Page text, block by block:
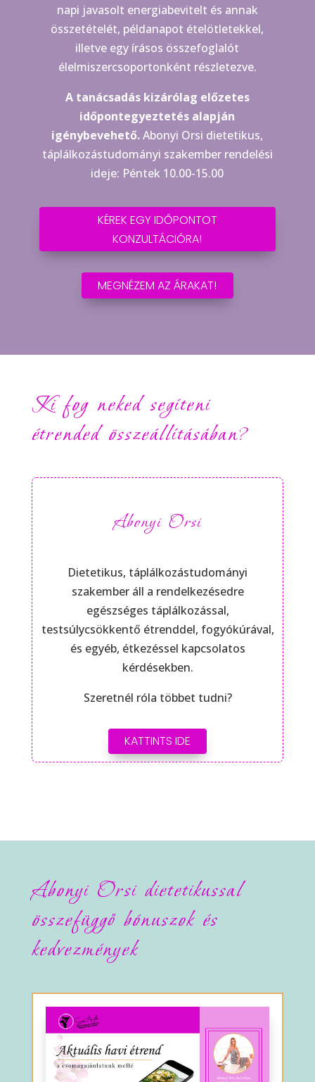
napi javasolt energiabevitelt és annak
összetételét, példanapot ételötletekkel,
illetve egy írásos összefoglalót
élelmiszercsoportonként részletezve.
A tanácsadás kizárólag előzetes
időpontegyeztetés alapján
igénybevehető.Abonyi Orsi dietetikus,
táplálkozástudományi szakember rendelési
ideje: Péntek 10.00-15.00
KÉREK EGY IDŐPONTOT
KONZULTÁCIÓRA!
MEGNÉZEM AZ ÁRAKAT!
Ki fog neked segíteni
étrended összeállításában?
Abonyi Orsi
Dietetikus, táplálkozástudományi
szakember áll a rendelkezésedre
egészséges táplálkozással,
testsúlycsökkentő étrenddel, fogyókúrával,
és egyéb, étkezéssel kapcsolatos
kérdésekben.
Szeretnél róla többet tudni?
KATTINTS IDE
Abonyi Orsi dietetikussal
összefüggő bónuszok és
kedvezmények